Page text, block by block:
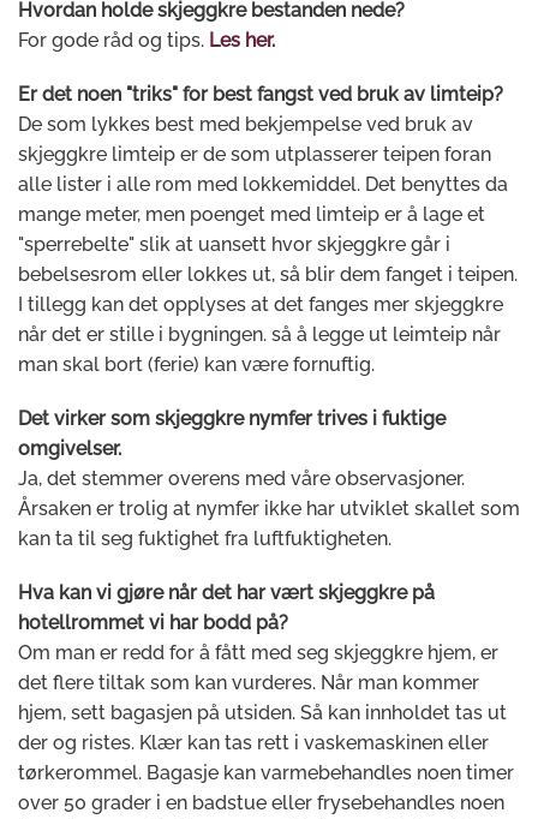
Hvordan holde skjeggkre bestanden nede?
For gode råd og tips. Les her.
Er det noen "triks" for best fangst ved bruk av limteip?
De som lykkes best med bekjempelse ved bruk av
skjeggkre limteip er de som utplasserer teipen foran
alle lister i alle rom med lokkemiddel. Det benyttes da
mange meter, men poenget med limteip er å lage et
"sperrebelte" slik at uansett hvor skjeggkre går i
bebelsesrom eller lokkes ut, så blir dem fanget i teipen.
I tillegg kan det opplyses at det fanges mer skjeggkre
når det er stille i bygningen. så å legge ut leimteip når
man skal bort (ferie) kan være fornuftig.
Det virker som skjeggkre nymfer trives i fuktige
omgivelser.
Ja, det stemmer overens med våre observasjoner.
Årsaken er trolig at nymfer ikke har utviklet skallet som
kan ta til seg fuktighet fra luftfuktigheten.
Hva kan vi gjøre når det har vært skjeggkre på
hotellrommet vi har bodd på?
Om man er redd for å fått med seg skjeggkre hjem, er
det flere tiltak som kan vurderes. Når man kommer
hjem, sett bagasjen på utsiden. Så kan innholdet tas ut
der og ristes. Klær kan tas rett i vaskemaskinen eller
tørkerommel. Bagasje kan varmebehandles noen timer
over 50 grader i en badstue eller frysebehandles noen